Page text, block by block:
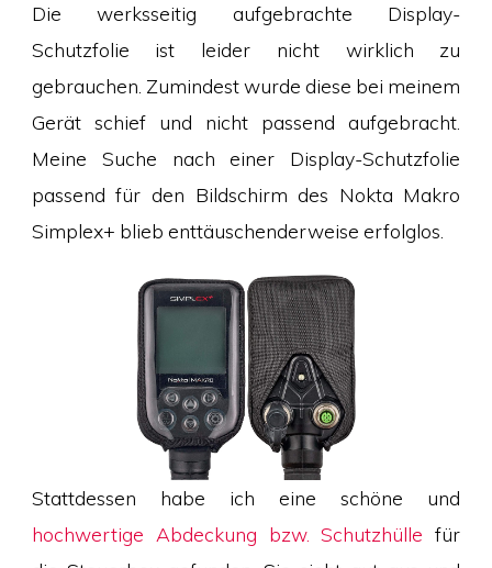
Die werksseitig aufgebrachte Display-
Schutzfolie ist leider nicht wirklich zu
gebrauchen. Zumindest wurde diese bei meinem
Gerät schief und nicht passend aufgebracht.
Meine Suche nach einer Display-Schutzfolie
passend für den Bildschirm des Nokta Makro
Simplex+ blieb enttäuschenderweise erfolglos.
Stattdessen habe ich eine schöne und
hochwertige Abdeckung bzw. Schutzhülle für